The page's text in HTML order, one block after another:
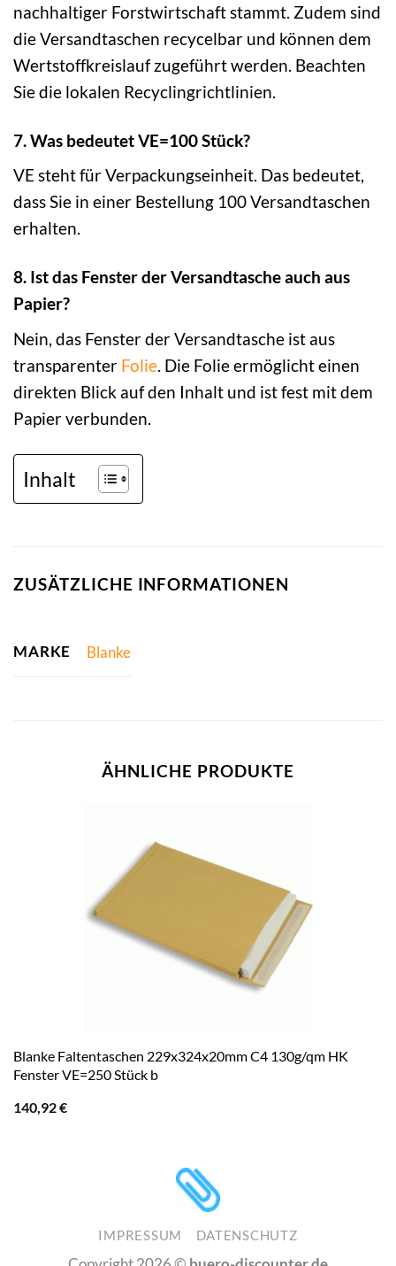
nachhaltiger Forstwirtschaft stammt. Zudem sind
die Versandtaschen recycelbar und können dem
Wertstoffkreislauf zugeführt werden. Beachten
Sie die lokalen Recyclingrichtlinien.
7. Was bedeutet VE=100 Stück?
VE steht für Verpackungseinheit. Das bedeutet,
dass Sie in einer Bestellung 100 Versandtaschen
erhalten.
8. Ist das Fenster der Versandtasche auch aus
Papier?
Nein, das Fenster der Versandtasche ist aus
transparenter Folie. Die Folie ermöglicht einen
direkten Blick auf den Inhalt und ist fest mit dem
Papier verbunden.
Inhalt
ZUSÄTZLICHE INFORMATIONEN
MARKE Blanke
ÄHNLICHE PRODUKTE
Blanke Faltentaschen 229x324x20mm C4 130g/qm HK
Fenster VE=250 Stück b
140,92€
IMPRESSUM DATENSCHUTZ